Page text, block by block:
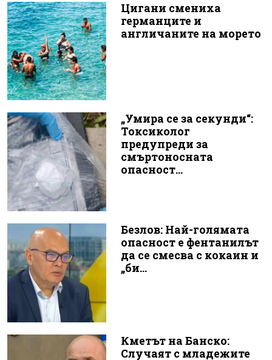
Цигани смениха
германците и
англичаните на морето
„Умира се за секунди“:
Токсиколог
предупреди за
смъртоносната
опасност...
Безлов: Най-голямата
опасност е фентанилът
да се смесва с кокаин и
„би...
Кметът на Банско:
Случаят с младежите